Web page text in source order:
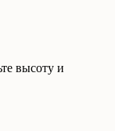
высоту и